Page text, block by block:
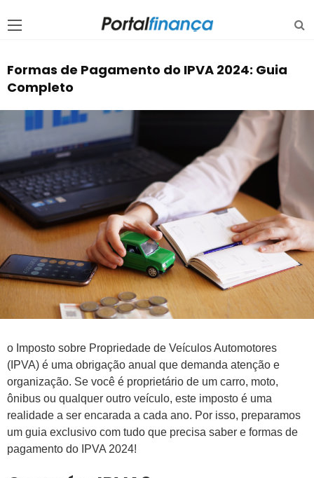
Formas de Pagamento do IPVA 2024: Guia
Completo
o Imposto sobre Propriedade de Veículos Automotores
(IPVA) é uma obrigação anual que demanda atenção e
organização. Se você é proprietário de um carro, moto,
ônibus ou qualquer outro veículo, este imposto é uma
realidade a ser encarada a cada ano. Por isso, preparamos
um guia exclusivo com tudo que precisa saber e formas de
pagamento do IPVA 2024!